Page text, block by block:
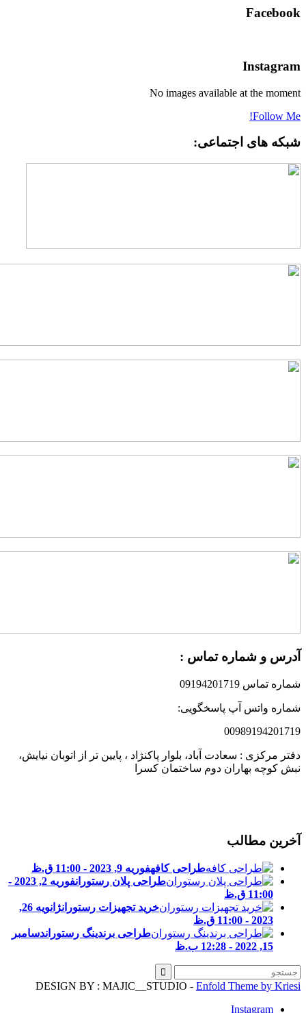
No images available at the
Follow
های اجتماعی:
و شماره تماس :
تماس 09194201719
واتس آپ پاسخگویی:
مرکزی : سعادت آباد، بلوار پاکنژاد ، پایین تر از اتوبان نیایش،
کوچه بهاران دوم ساختمان کسرا
مطالب
طراحی کافهفوریه 9, 2023 - 11:00 ق.ظ
طراحی پلان رستوران
فوریه 2, 2023 -
11:00 ق.ظ
خرید تجهیزات رستوران
ژانویه 26,
2023 - 11:00 ق.ظ
طراحی برندینگ رستوران دسامبر
15, 2022 - 12:28 ب.ظ
DESIGN BY : MAJIC__STUDIO -Enfold Theme by
Instagram